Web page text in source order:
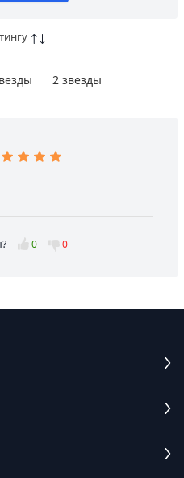
2 звезды
0 0